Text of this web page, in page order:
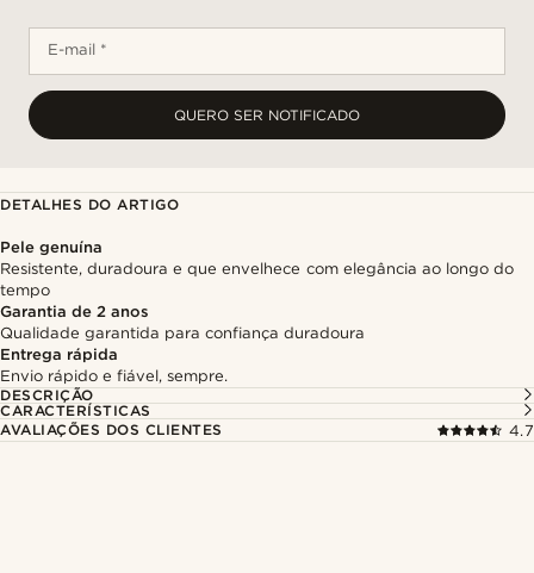
E-mail *
QUERO SER NOTIFICADO
DETALHES DO ARTIGO
Pele genuína
Resistente, duradoura e que envelhece com elegância ao longo do
tempo
Garantia de 2 anos
Qualidade garantida para confiança duradoura
Entrega rápida
Envio rápido e fiável, sempre.
DESCRIÇÃO
CARACTERÍSTICAS
AVALIAÇÕES DOS CLIENTES
4.7